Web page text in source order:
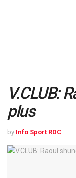
V.CLUB:
plus
by Info Sport RDC